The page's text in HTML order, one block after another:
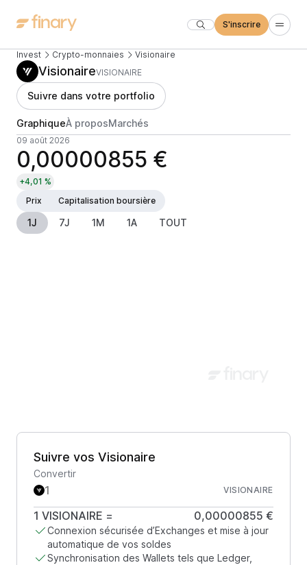
S'inscrire
Invest Crypto-monnaies Visionaire
VisionaireVISIONAIRE
Suivre dans votre portfolio
GraphiqueÀ proposMarchés
09 août 2026
0,00000855 €
+4,01 %
Prix
Capitalisation boursière
1J 7J 1M 1A TOUT
Suivre vos Visionaire
Convertir
VISIONAIRE
1 VISIONAIRE = 0,00000855 €
Connexion sécurisée d’Exchanges et mise à jour
automatique de vos soldes
Synchronisation des Wallets tels que Ledger,